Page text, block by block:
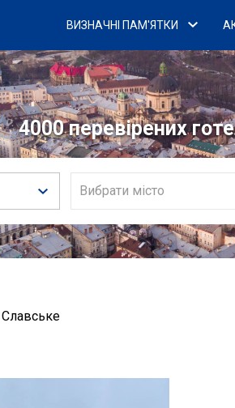
ВИЗНАЧНІ ПАМ'ЯТКИ
4000 перевірених
Вибрати місто